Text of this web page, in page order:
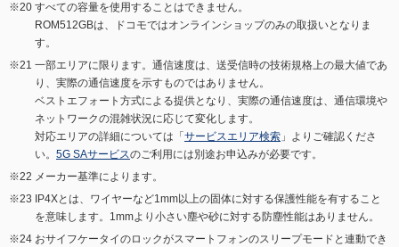
すべての容量を使用することはできません。
ROM512GBは、ドコモではオンラインショップのみの取扱いとなりま
す。
一部エリアに限ります。通信速度は、送受信時の技術規格上の最大値であ
り、実際の通信速度を示すものではありません。
ベストエフォート方式による提供となり、実際の通信速度は、通信環境や
ネットワークの混雑状況に応じて変化します。
対応エリアの詳細については「 サービスエリア検索 」よりご確認くださ
い。 5G SAサービスのご利用には別途お申込みが必要です。
メーカー基準によります。
IP4Xとは、ワイヤーなど1mm以上の固体に対する保護性能を有すること
を意味します。1mmより小さい塵や砂に対する防塵性能はありません。
おサイフケータイのロックがスマートフォンのスリープモードと連動でき